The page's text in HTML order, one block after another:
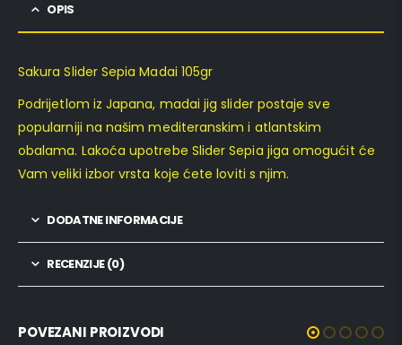
OPIS
Sakura Slider Sepia Madai 105gr
Podrijetlom iz Japana, madai jig slider postaje sve
popularniji na našim mediteranskim i atlantskim
obalama. Lakoća upotrebe Slider Sepia jiga omogućit će
Vam veliki izbor vrsta koje ćete loviti s njim.
DODATNE INFORMACIJE
RECENZIJE (0)
POVEZANI PROIZVODI